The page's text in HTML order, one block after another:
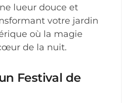
lueur douce et
votre jardin
où la magie
de la nuit.
Festival de